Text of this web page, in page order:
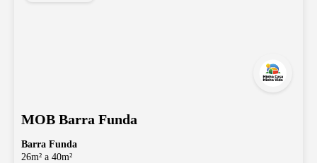
MOB Barra Funda
Barra Funda
26m² a 40m²